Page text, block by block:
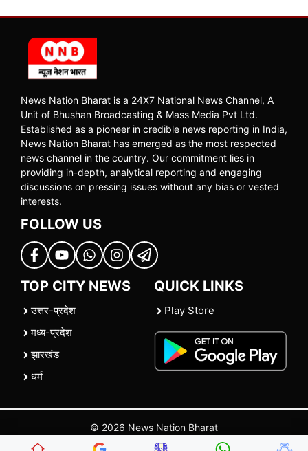
News Nation Bharat is a 24X7 National News Channel, A
Unit of Bhushan Broadcasting & Mass Media Pvt Ltd.
Established as a pioneer in credible news reporting in India,
News Nation Bharat has emerged as the most respected
news channel in the country. Our commitment lies in
providing in-depth, analytical reporting and engaging
discussions on pressing issues without any bias or vested
interests.
FOLLOW US
TOP CITY NEWS
उत्तर-प्रदेश
मध्य-प्रदेश
झारखंड
धर्म
QUICK LINKS
Play Store
© 2026 News Nation Bharat
Home| |Contact Us |Policies Terms and Conditions